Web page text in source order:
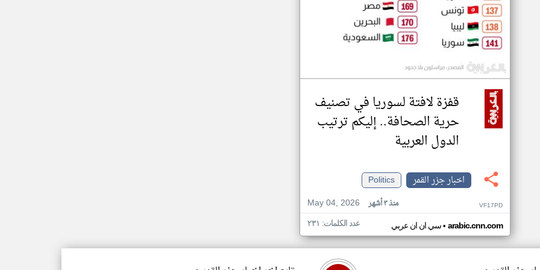
قفزة لافتة لسوريا في تصنيف
حرية الصحافة.. إليكم ترتيب
الدول العربية
اخبار جزر القمر
Politics
May 04, 2026
منذ ٣ أشهر VF17PD
سي ان ان عربي• arabic.cnn.com عدد الكلمات: ٢٣١